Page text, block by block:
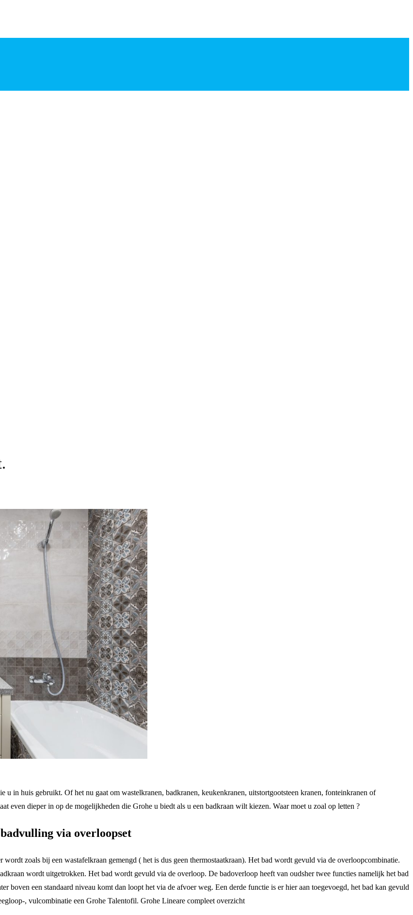
u in huis gebruikt. Of het nu gaat om wastelkranen, badkranen, keukenkranen, uitstortgootsteen kranen, fonteinkranen of
even dieper in op de mogelijkheden die Grohe u biedt als u een badkraan wilt kiezen. Waar moet u zoal op letten ?
via overloopset
zoals bij een wastafelkraan gemengd ( het is dus geen thermostaatkraan). Het bad wordt gevuld via de overloopcombinatie.
wordt uitgetrokken. Het bad wordt gevuld via de overloop. De badoverloop heeft van oudsher twee functies namelijk het bad
boven een standaard niveau komt dan loopt het via de afvoer weg. Een derde functie is er hier aan toegevoegd, het bad kan gevuld
, vulcombinatie een Grohe Talentofil. Grohe Lineare compleet overzicht